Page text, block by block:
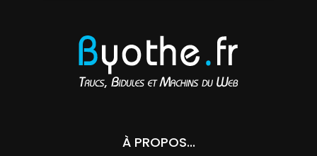
À PROPOS...